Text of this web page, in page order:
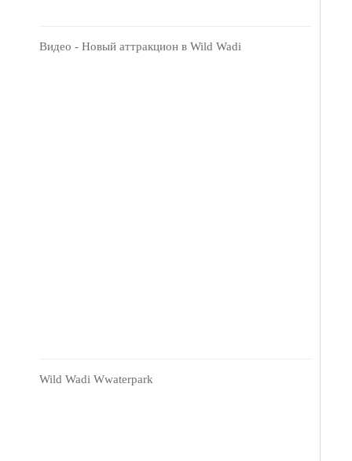
Видео - Новый аттракцион в Wild Wadi
Wild Wadi Wwaterpark